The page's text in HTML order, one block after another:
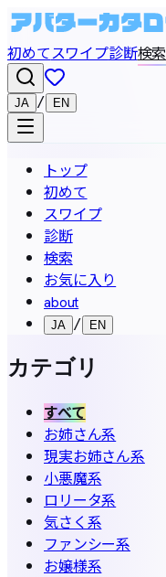
初めてスワイプ診断検索
JA / EN
トップ
初めて
スワイプ
診断
検索
お気に入り
about
JA / EN
カテゴリ
すべて
お姉さん系
現実お姉さん系
小悪魔系
ロリータ系
気さく系
ファンシー系
お嬢様系